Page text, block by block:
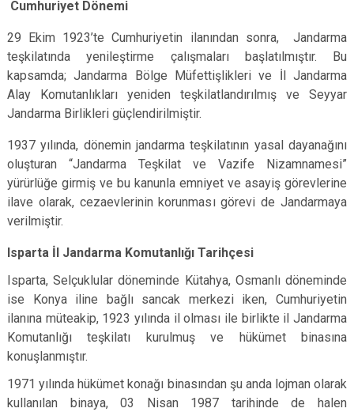
Cumhuriyet Dönemi
29 Ekim 1923’te Cumhuriyetin ilanından sonra, Jandarma
teşkilatında yenileştirme çalışmaları başlatılmıştır. Bu
kapsamda; Jandarma Bölge Müfettişlikleri ve İl Jandarma
Alay Komutanlıkları yeniden teşkilatlandırılmış ve Seyyar
Jandarma Birlikleri güçlendirilmiştir.
1937 yılında, dönemin jandarma teşkilatının yasal dayanağını
oluşturan “Jandarma Teşkilat ve Vazife Nizamnamesi”
yürürlüğe girmiş ve bu kanunla emniyet ve asayiş görevlerine
ilave olarak, cezaevlerinin korunması görevi de Jandarmaya
verilmiştir.
Isparta İl Jandarma Komutanlığı Tarihçesi
Isparta, Selçuklular döneminde Kütahya, Osmanlı döneminde
ise Konya iline bağlı sancak merkezi iken, Cumhuriyetin
ilanına müteakip, 1923 yılında il olması ile birlikte il Jandarma
Komutanlığı teşkilatı kurulmuş ve hükümet binasına
konuşlanmıştır.
1971 yılında hükümet konağı binasından şu anda lojman olarak
kullanılan binaya, 03 Nisan 1987 tarihinde de halen